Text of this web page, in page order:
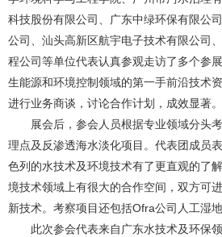
科技股份有限公司、广东中绿环保有限公
公司、汕头高新区航宇电子技术有限公司
程公司等单位代表认真参观走访了多个参
生能源和环境控制领域的第一手前沿技术
进行业务商谈，讨论合作计划，成效显著。
展会后，参会人员根据专业领域分头
理点及反渗透海水淡化项目。代表团成员
色列的水技术及环境技术有了更直观的了
境技术领域上有很大的合作空间，双方可
新技术。考察项目还包括Ofra公司人工湿地
此次参会代表来自广东水技术及环保